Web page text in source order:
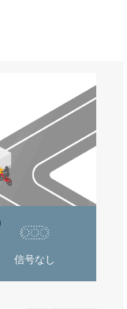
信号なし